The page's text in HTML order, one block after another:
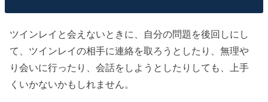
ツインレイと会えないときに、自分の問題を後回しにし
て、ツインレイの相手に連絡を取ろうとしたり、無理や
り会いに行ったり、会話をしようとしたりしても、上手
くいかないかもしれません。